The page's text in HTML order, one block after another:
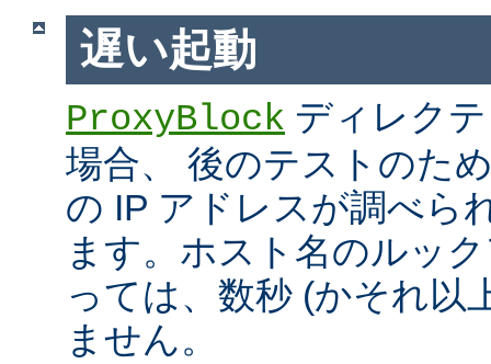
遅い起動
ProxyBlock ディレク
場合、 後のテストのた
の IP アドレスが調べら
ます。ホスト名のルッ
っては、数秒 (かそれ以
ません。